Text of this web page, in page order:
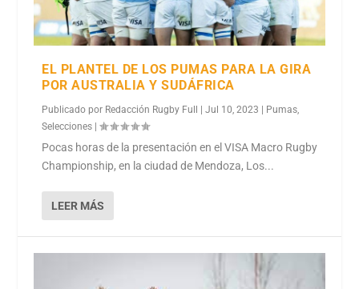
EL PLANTEL DE LOS PUMAS PARA LA GIRA
POR AUSTRALIA Y SUDÁFRICA
Publicado por Redacción Rugby Full |Jul 10, 2023 | Pumas
Selecciones |
Pocas horas de la presentación en el VISA Macro Rugby
Championship, en la ciudad de Mendoza, Los...
LEER MÁS